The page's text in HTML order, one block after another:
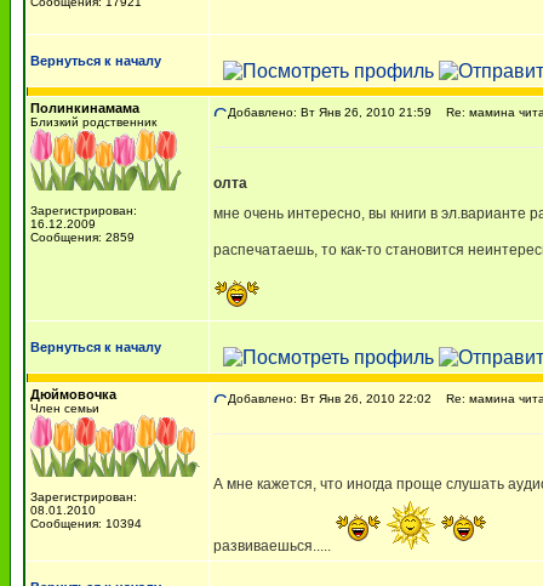
Вернуться к началу
Полинкинамама
Близкий родственник
Зарегистрирован:
16.12.2009
Сообщения: 2859
Добавлено: Вт Янв 26, 2010 21:59 Re: мамина
олта
мне очень интересно, вы книги в эл.варианте
распечатаешь, то как-то становится
Вернуться к началу
Дюймовочка
Член семьи
Зарегистрирован:
08.01.2010
Сообщения: 10394
Добавлено: Вт Янв 26, 2010 22:02 Re: мамина
А мне кажется, что иногда проще слушать
развиваешься.....